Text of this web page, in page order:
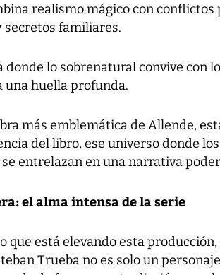
realismo mágico con conflictos
secretos familiares.
donde lo sobrenatural convive con
una huella profunda.
más emblemática de Allende,
del libro, ese universo donde
entrelazan en una narrativa
el alma intensa de la serie
que está elevando esta
Trueba no es solo un